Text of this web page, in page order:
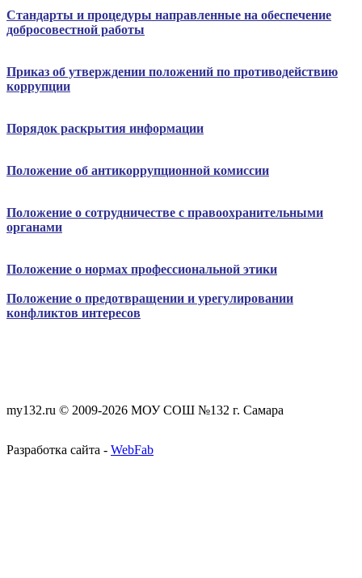
Стандарты и процедуры направленные на обеспечение
добросовестной работы
Приказ об утверждении положений по противодействию
коррупции
Порядок раскрытия информации
Положение об антикоррупционной комиссии
Положение о сотрудничестве с правоохранительными
органами
Положение о нормах профессиональной этики
Положение о предотвращении и урегулировании
конфликтов интересов
my132.ru © 2009-2026 МОУ СОШ №132 г. Самара
Разработка сайта - WebFab